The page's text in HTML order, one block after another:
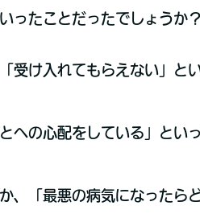
ったことだったでしょうか？
受け入れてもらえない」と
への心配をしている」とい
、「最悪の病気になったら